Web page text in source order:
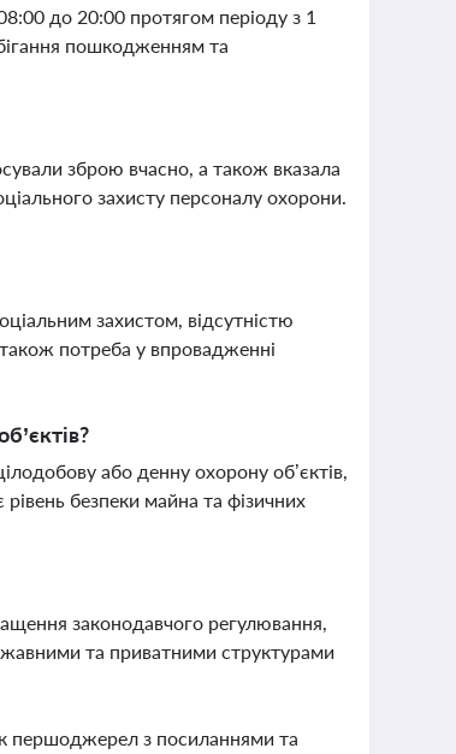
до 20:00 протягом періоду з 1
пошкодженням та
зброю вчасно, а також вказала
захисту персоналу охорони.
захистом, відсутністю
потреба у впровадженні
або денну охорону об’єктів,
безпеки майна та фізичних
законодавчого регулювання,
та приватними структурами
першоджерел з посиланнями та